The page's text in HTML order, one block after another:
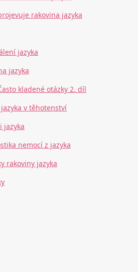
rakovina jazyka
jazyka
jazyka
kladené otázky 2. díl
v těhotenství
jazyka
nemocí z jazyka
rakoviny jazyka